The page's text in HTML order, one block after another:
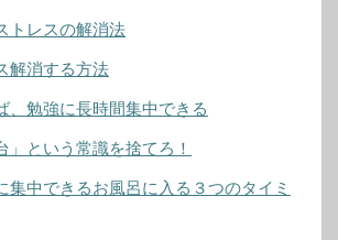
トレスの解消法
解消する方法
、勉強に長時間集中できる
」という常識を捨てろ！
集中できるお風呂に入る３つのタイミ